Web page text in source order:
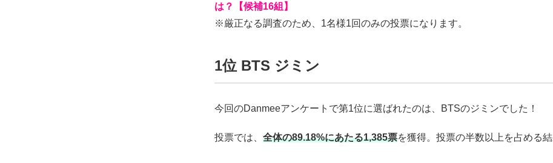
は？【候補16組】
※厳正なる調査のため、1名様1回のみの投票になります。
1位 BTS ジミン
今回のDanmeeアンケートで第1位に選ばれたのは、BTSのジミンでした！
投票では、全体の89.18%にあたる1,385票を獲得。投票の半数以上を占める結